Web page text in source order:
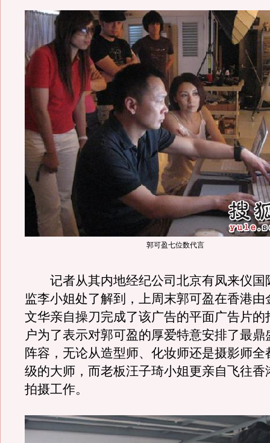
郭可盈七位数代言
记者从其内地经纪公司北京有凤来仪国
监李小姐处了解到，上周末郭可盈在香港由
文华亲自操刀完成了该广告的平面广告片的
户为了表示对郭可盈的厚爱特意安排了最鼎
阵容，无论从造型师、化妆师还是摄影师全
级的大师，而老板汪子琦小姐更亲自飞往香
拍摄工作。